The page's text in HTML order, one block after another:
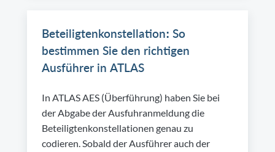
Beteiligtenkonstellation: So
bestimmen Sie den richtigen
Ausführer in ATLAS
In ATLAS AES (Überführung) haben Sie bei
der Abgabe der Ausfuhranmeldung die
Beteiligtenkonstellationen genau zu
codieren. Sobald der Ausführer auch der